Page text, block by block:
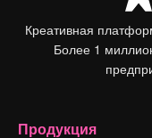
Креативная
Более 1
Продукция